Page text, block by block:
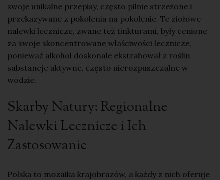
swoje unikalne przepisy, często pilnie strzeżone i
przekazywane z pokolenia na pokolenie. Te ziołowe
nalewki lecznicze, zwane też tinkturami, były cenione
za swoje skoncentrowane właściwości lecznicze,
ponieważ alkohol doskonale ekstrahował z roślin
substancje aktywne, często nierozpuszczalne w
wodzie.
Skarby Natury: Regionalne
Nalewki Lecznicze i Ich
Zastosowanie
Polska to mozaika krajobrazów, a każdy z nich oferuje